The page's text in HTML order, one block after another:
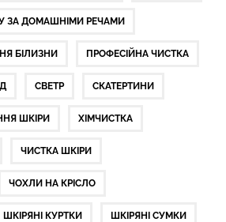
ЗА ДОМАШНІМИ РЕЧАМИ
БІЛИЗНИ ПРОФЕСІЙНА ЧИСТКА
СВЕТР СКАТЕРТИНИ
ШКІРИ ХІМЧИСТКА
ЧИСТКА ШКІРИ
ЧОХЛИ НА КРІСЛО
ШКІРЯНІ КУРТКИ ШКІРЯНІ СУМКИ